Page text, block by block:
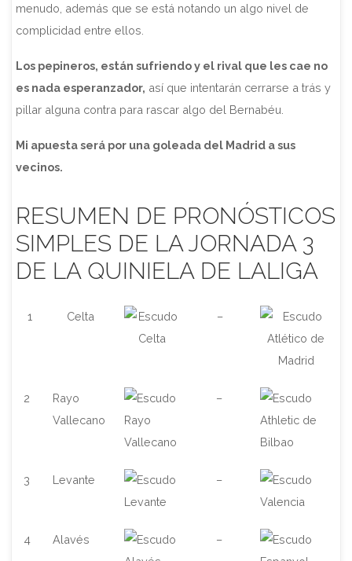
menudo, además que se está notando un algo nivel de
complicidad entre ellos.
Los pepineros, están sufriendo y el rival que les cae no
es nada esperanzador, así que intentarán cerrarse a trás y
pillar alguna contra para rascar algo del Bernabéu.
Mi apuesta será por una goleada del Madrid a sus
vecinos.
RESUMEN DE PRONÓSTICOS
SIMPLES DE LA JORNADA 3
DE LA QUINIELA DE LALIGA
1 Celta –
2
Rayo
Vallecano
–
3 Levante –
4 Alavés –